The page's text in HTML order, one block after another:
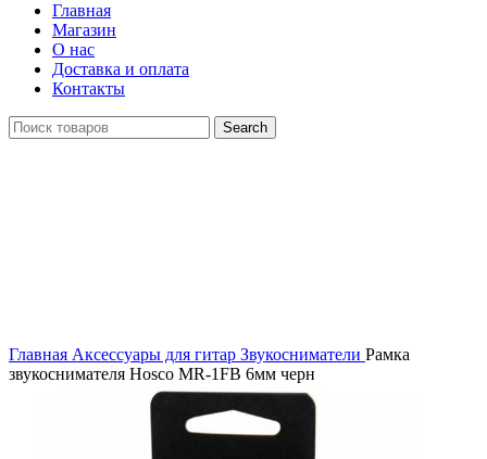
Главная
Магазин
О нас
Доставка и оплата
Контакты
Search
Главная Аксессуары для гитар Звукосниматели Рамка
звукоснимателя Hosco MR-1FB 6мм черн